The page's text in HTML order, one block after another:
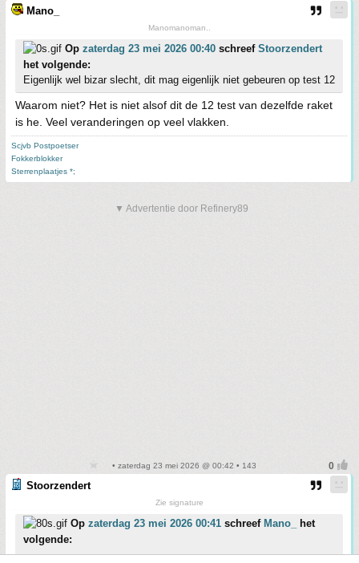
Mano_
Manomanoman..
Op zaterdag 23 mei 2026 00:40 schreef Stoorzendert
het volgende:
Eigenlijk wel bizar slecht, dit mag eigenlijk niet gebeuren op test 12
Waarom niet? Het is niet alsof dit de 12 test van dezelfde raket
is he. Veel veranderingen op veel vlakken.
Scjvb Postpoetser
Fokkerblokker
Sterrenplaatjes *;
▼ Advertentie door Refinery89
• zaterdag 23 mei 2026 @ 00:42 • 143
Stoorzendert
Zie signature
Op zaterdag 23 mei 2026 00:41 schreef Mano_
het
volgende: